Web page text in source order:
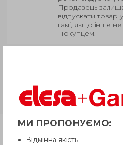
Продавець
відпускати товар
гамі, якщо інше
Покупцем.
одинарні/
підшипник, різні
отвори
МИ ПРОПОНУЄМО:
Відмінна якість